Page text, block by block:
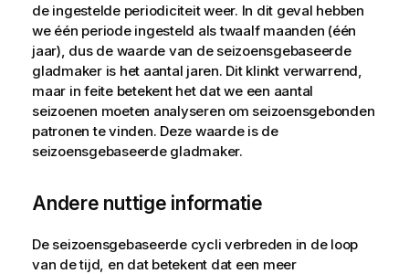
de ingestelde periodiciteit weer. In dit geval hebben
we één periode ingesteld als twaalf maanden (één
jaar), dus de waarde van de seizoensgebaseerde
gladmaker is het aantal jaren. Dit klinkt verwarrend,
maar in feite betekent het dat we een aantal
seizoenen moeten analyseren om seizoensgebonden
patronen te vinden. Deze waarde is de
seizoensgebaseerde gladmaker.
Andere nuttige informatie
De seizoensgebaseerde cycli verbreden in de loop
van de tijd, en dat betekent dat een meer